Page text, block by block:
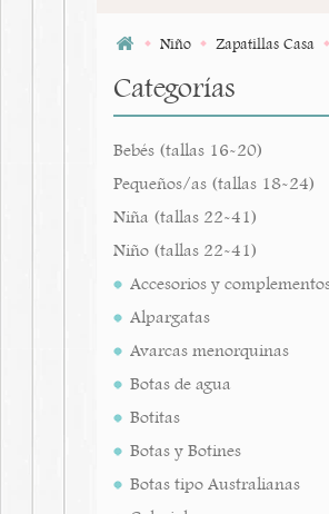
Niño Zapatillas Casa
Categorías
Bebés (tallas 16-20)
Pequeños/as (tallas 18-24)
Niña (tallas 22-41)
Niño (tallas 22-41)
Accesorios y
Alpargatas
Avarcas menorquinas
Botas de agua
Botitas
Botas y Botines
Botas tipo Australianas